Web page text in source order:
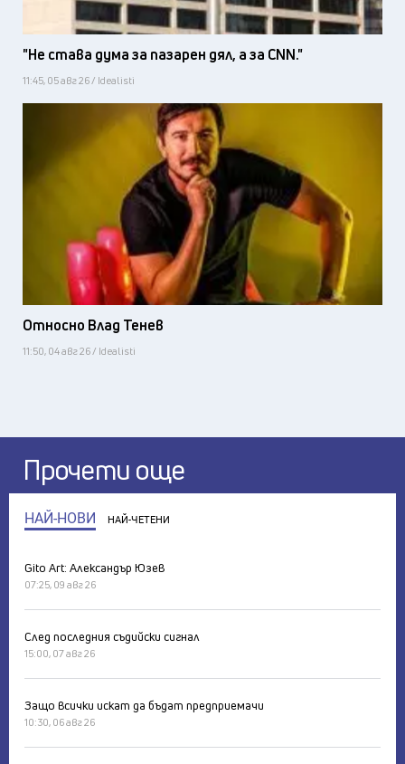
"Не става дума за пазарен дял, а за CNN."
11:45, 05 авг 26 / Idealisti
Относно Влад Тенев
11:50, 04 авг 26 / Idealisti
Прочети още
НАЙ-НОВИ НАЙ-ЧЕТЕНИ
Gito Art: Александър Юзев
07:25, 09 авг 26
След последния съдийски сигнал
15:00, 07 авг 26
Защо всички искат да бъдат предприемачи
10:30, 06 авг 26